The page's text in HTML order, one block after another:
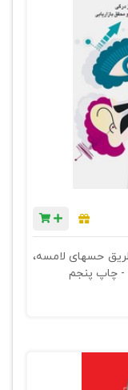
حسهای لامسه،
- چاپ پنجم